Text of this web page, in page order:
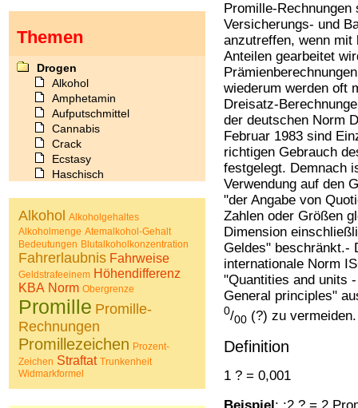
Promille-Rechnungen
Versicherungs- und
anzutreffen, wenn mit
Anteilen gearbeitet
wiederum werden oft
Dreisatz-
der deutschen Norm
Februar 1983 sind
richtigen Gebrauch
festgelegt. Demnach
Verwendung auf den
"der Angabe von
Zahlen oder Größen
Dimension
Geldes" beschränkt.-
internationale Norm
"Quantities and units
General principles"
0/00 (?) zu vermeiden.
Definition
1 ? = 0,001
Themen
Drogen
Alkohol
Amphetamin
Aufputschmittel
Cannabis
Crack
Ecstasy
Haschisch
Koffein
Kokain
Lachgas
LSD
Marihuana
Medikamente
Meskalin
Metamphetamin
Methadon
Morphin
Muskatnuss
Nikotin
Alkohol Alkoholgehaltes
Alkoholmenge Atemalkohol-Gehalt
Bedeutungen Blutalkoholkonzentration
Fahrerlaubnis Fahrweise
Geldstrafeeinem Höhendifferenz
KBA Norm Obergrenze
Promille Promille-
Rechnungen
Promillezeichen Prozent-
Zeichen Straftat Trunkenheit
Widmarkformel